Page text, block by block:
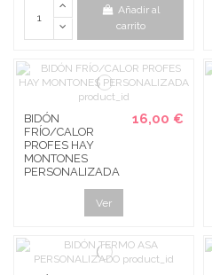
Añadir al
carrito
BIDÓN
FRÍO/CALOR
PROFES HAY
MONTONES
PERSONALIZADA
16,00 €
Ver